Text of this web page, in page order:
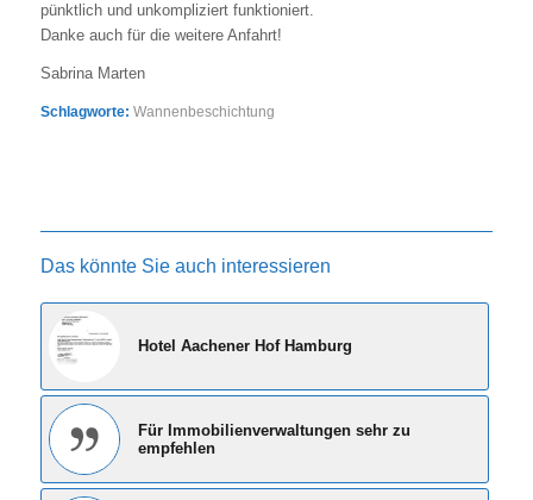
pünktlich und unkompliziert funktioniert.
Danke auch für die weitere Anfahrt!
Sabrina Marten
Schlagworte: Wannenbeschichtung
Das könnte Sie auch interessieren
Hotel Aachener Hof Hamburg
Für Immobilienverwaltungen sehr zu
empfehlen